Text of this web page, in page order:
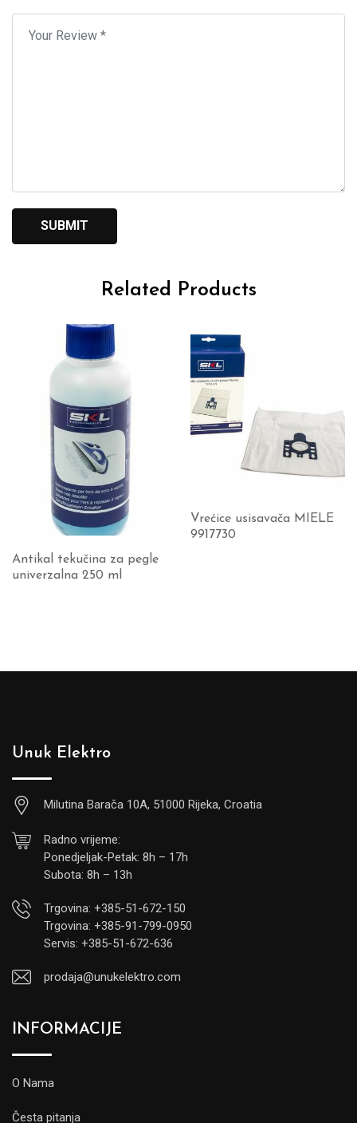
Related Products
Antikal tekučina za pegle
univerzalna 250 ml
Vrećice usisavača MIELE
9917730
Unuk Elektro
Milutina Barača 10A, 51000 Rijeka, Croatia
Radno vrijeme:
Ponedjeljak-Petak: 8h – 17h
Subota: 8h – 13h
Trgovina: +385-51-672-150
Trgovina: +385-91-799-0950
Servis: +385-51-672-636
prodaja@unukelektro.com
INFORMACIJE
O Nama
Česta pitanja